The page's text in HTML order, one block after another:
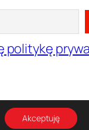
politykę
Akceptuję